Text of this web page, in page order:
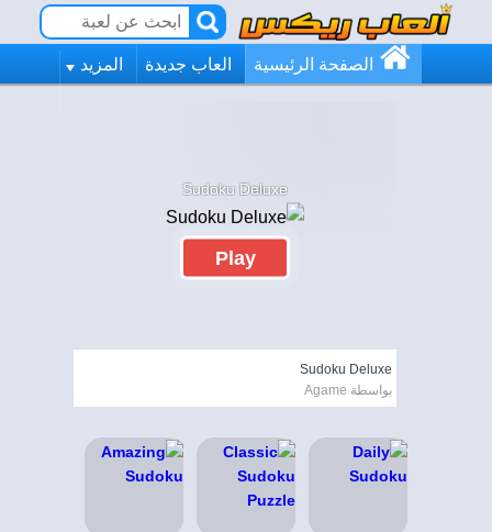
الصفحة الرئيسية العاب جديدة المزيد
Sudoku Deluxe
Play
Sudoku Deluxe
بواسطة Agame